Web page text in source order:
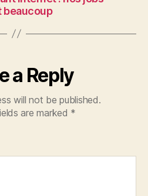
beaucoup
a Reply
will not be published.
are marked *